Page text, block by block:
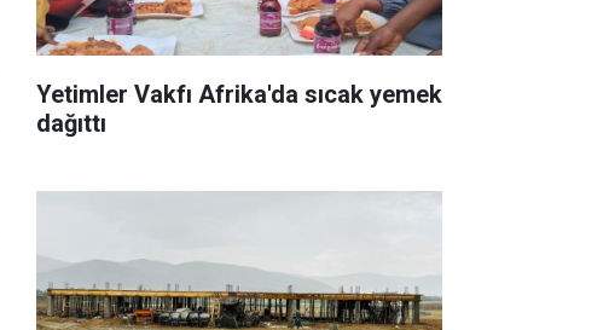
Yetimler Vakfı Afrika'da sıcak yemek
dağıttı